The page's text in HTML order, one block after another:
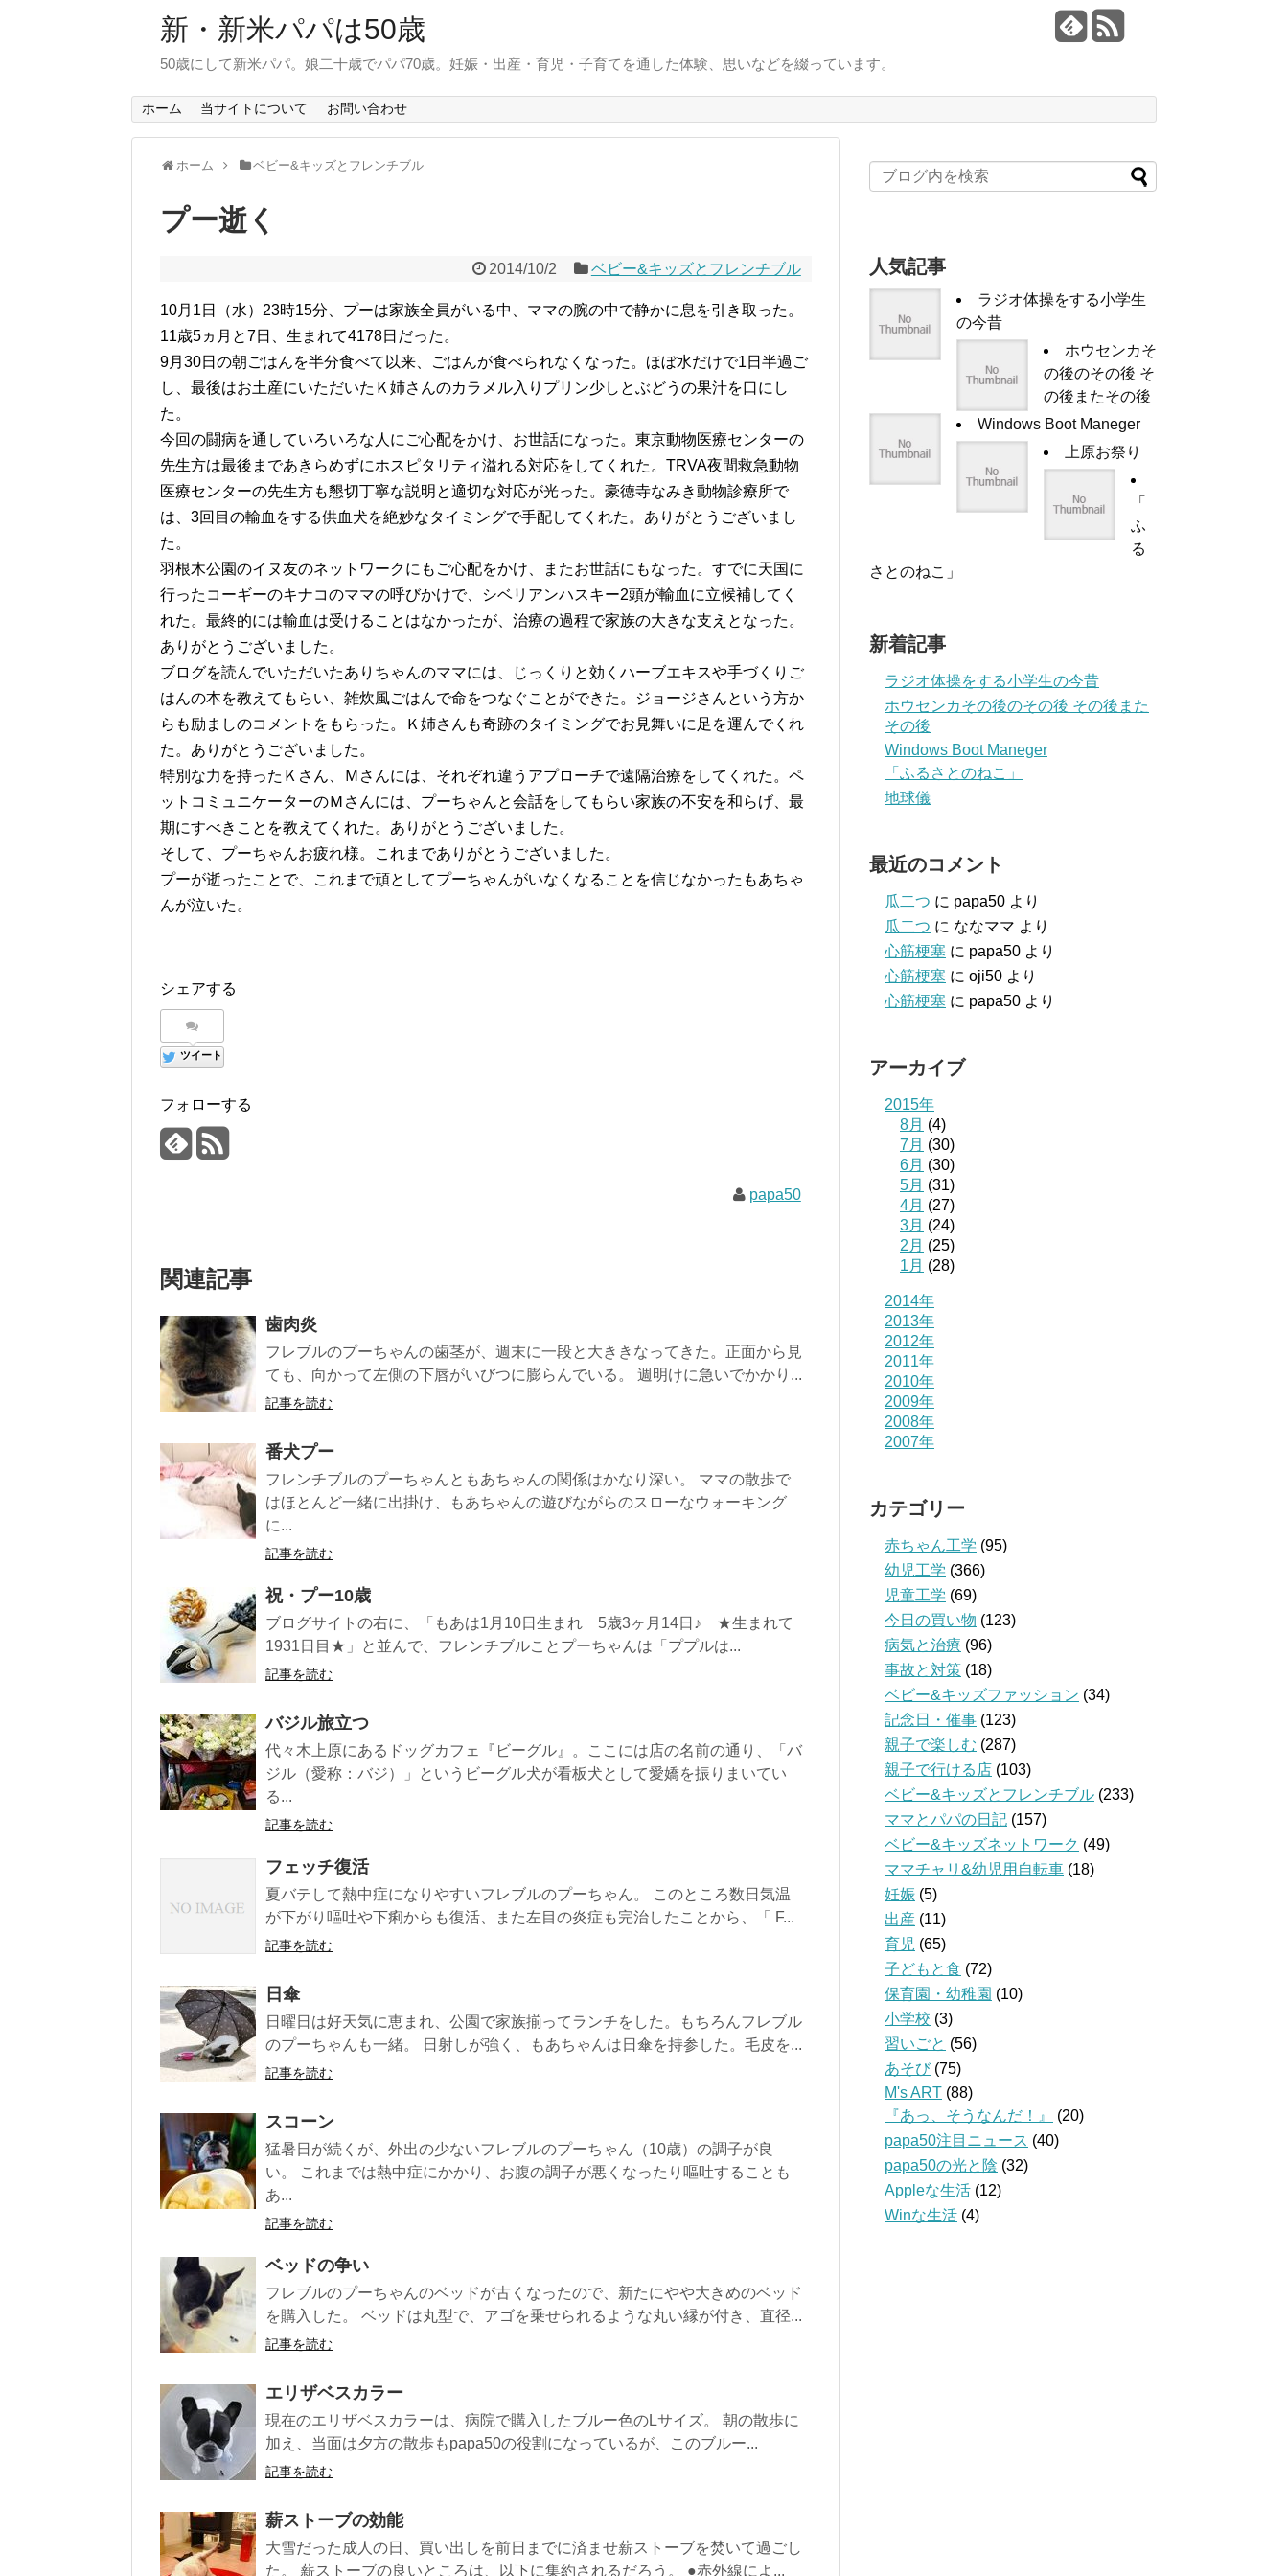
新・新米パパは50歳
50歳にして新米パパ。娘二十歳でパパ70歳。妊娠・出産・育児・子育てを通した体験、思いなどを綴っています。
ホーム 当サイトについて お問い合わせ
ホーム ベビー&キッズとフレンチブル
プー逝く
2014/10/2 ベビー&キッズとフレンチブル
10月1日（水）23時15分、プーは家族全員がいる中、ママの腕の中で静かに息を引き取った。
11歳5ヵ月と7日、生まれて4178日だった。
9月30日の朝ごはんを半分食べて以来、ごはんが食べられなくなった。ほぼ水だけで1日半過ご
し、最後はお土産にいただいたＫ姉さんのカラメル入りプリン少しとぶどうの果汁を口にし
た。
今回の闘病を通していろいろな人にご心配をかけ、お世話になった。東京動物医療センターの
先生方は最後まであきらめずにホスピタリティ溢れる対応をしてくれた。TRVA夜間救急動物
医療センターの先生方も懇切丁寧な説明と適切な対応が光った。豪徳寺なみき動物診療所で
は、3回目の輸血をする供血犬を絶妙なタイミングで手配してくれた。ありがとうございまし
た。
羽根木公園のイヌ友のネットワークにもご心配をかけ、またお世話にもなった。すでに天国に
行ったコーギーのキナコのママの呼びかけで、シベリアンハスキー2頭が輸血に立候補してく
れた。最終的には輸血は受けることはなかったが、治療の過程で家族の大きな支えとなった。
ありがとうございました。
ブログを読んでいただいたありちゃんのママには、じっくりと効くハーブエキスや手づくりご
はんの本を教えてもらい、雑炊風ごはんで命をつなぐことができた。ジョージさんという方か
らも励ましのコメントをもらった。Ｋ姉さんも奇跡のタイミングでお見舞いに足を運んでくれ
た。ありがとうございました。
特別な力を持ったＫさん、Ｍさんには、それぞれ違うアプローチで遠隔治療をしてくれた。ペ
ットコミュニケーターのＭさんには、プーちゃんと会話をしてもらい家族の不安を和らげ、最
期にすべきことを教えてくれた。ありがとうございました。
そして、プーちゃんお疲れ様。これまでありがとうございました。
プーが逝ったことで、これまで頑としてプーちゃんがいなくなることを信じなかったもあちゃ
んが泣いた。
シェアする
ツイート
フォローする
papa50
関連記事
歯肉炎
フレブルのプーちゃんの歯茎が、週末に一段と大ききなってきた。正面から見
ても、向かって左側の下唇がいびつに膨らんでいる。 週明けに急いでかかり...
記事を読む
番犬プー
フレンチブルのプーちゃんともあちゃんの関係はかなり深い。 ママの散歩で
はほとんど一緒に出掛け、もあちゃんの遊びながらのスローなウォーキング
に...
記事を読む
祝・プー10歳
ブログサイトの右に、「もあは1月10日生まれ 5歳3ヶ月14日♪ ★生まれて
1931日目★」と並んで、フレンチブルことプーちゃんは「ププルは...
記事を読む
バジル旅立つ
代々木上原にあるドッグカフェ『ビーグル』。ここには店の名前の通り、「バ
ジル（愛称：バジ）」というビーグル犬が看板犬として愛嬌を振りまいてい
る...
記事を読む
フェッチ復活
夏バテして熱中症になりやすいフレブルのプーちゃん。 このところ数日気温
が下がり嘔吐や下痢からも復活、また左目の炎症も完治したことから、「 F...
記事を読む
日傘
日曜日は好天気に恵まれ、公園で家族揃ってランチをした。もちろんフレブル
のプーちゃんも一緒。 日射しが強く、もあちゃんは日傘を持参した。毛皮を...
記事を読む
スコーン
猛暑日が続くが、外出の少ないフレブルのプーちゃん（10歳）の調子が良
い。 これまでは熱中症にかかり、お腹の調子が悪くなったり嘔吐することも
あ...
記事を読む
ベッドの争い
フレブルのプーちゃんのベッドが古くなったので、新たにやや大きめのベッド
を購入した。 ベッドは丸型で、アゴを乗せられるような丸い縁が付き、直径...
記事を読む
エリザベスカラー
現在のエリザベスカラーは、病院で購入したブルー色のLサイズ。 朝の散歩に
加え、当面は夕方の散歩もpapa50の役割になっているが、このブルー...
記事を読む
薪ストーブの効能
大雪だった成人の日、買い出しを前日までに済ませ薪ストーブを焚いて過ごし
た。 薪ストーブの良いところは、以下に集約されるだろう。 ●赤外線によ...
人気記事
ラジオ体操をする小学生
の今昔
ホウセンカそ
の後のその後 そ
の後またその後
Windows Boot Maneger
上原お祭り
「
ふ
る
さとのねこ」
新着記事
ラジオ体操をする小学生の今昔
ホウセンカその後のその後 その後また
その後
Windows Boot Maneger
「ふるさとのねこ」
地球儀
最近のコメント
瓜二つ に papa50 より
瓜二つ に ななママ より
心筋梗塞 に papa50 より
心筋梗塞 に oji50 より
心筋梗塞 に papa50 より
アーカイブ
2015年
8月 (4)
7月 (30)
6月 (30)
5月 (31)
4月 (27)
3月 (24)
2月 (25)
1月 (28)
2014年
2013年
2012年
2011年
2010年
2009年
2008年
2007年
カテゴリー
赤ちゃん工学 (95)
幼児工学 (366)
児童工学 (69)
今日の買い物 (123)
病気と治療 (96)
事故と対策 (18)
ベビー&キッズファッション (34)
記念日・催事 (123)
親子で楽しむ (287)
親子で行ける店 (103)
ベビー&キッズとフレンチブル (233)
ママとパパの日記 (157)
ベビー&キッズネットワーク (49)
ママチャリ&幼児用自転車 (18)
妊娠 (5)
出産 (11)
育児 (65)
子どもと食 (72)
保育園・幼稚園 (10)
小学校 (3)
習いごと (56)
あそび(75)
M's ART (88)
『あっ、そうなんだ！』
(20)
papa50注目ニュース (40)
papa50の光と陰 (32)
Appleな生活 (12)
Winな生活 (4)